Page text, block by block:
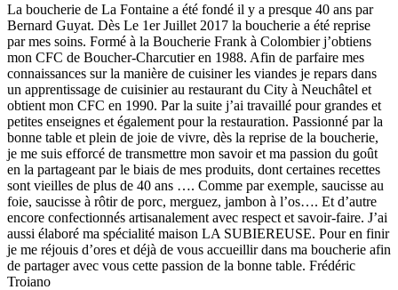
La boucherie de La Fontaine a été fondé il y a presque 40 ans par
Bernard Guyat. Dès Le 1er Juillet 2017 la boucherie a été reprise
par mes soins. Formé à la Boucherie Frank à Colombier j’obtiens
mon CFC de Boucher-Charcutier en 1988. Afin de parfaire mes
connaissances sur la manière de cuisiner les viandes je repars dans
un apprentissage de cuisinier au restaurant du City à Neuchâtel et
obtient mon CFC en 1990. Par la suite j’ai travaillé pour grandes et
petites enseignes et également pour la restauration. Passionné par la
bonne table et plein de joie de vivre, dès la reprise de la boucherie,
je me suis efforcé de transmettre mon savoir et ma passion du goût
en la partageant par le biais de mes produits, dont certaines recettes
sont vieilles de plus de 40 ans …. Comme par exemple, saucisse au
foie, saucisse à rôtir de porc, merguez, jambon à l’os…. Et d’autre
encore confectionnés artisanalement avec respect et savoir-faire. J’ai
aussi élaboré ma spécialité maison LA SUBIEREUSE. Pour en finir
je me réjouis d’ores et déjà de vous accueillir dans ma boucherie afin
de partager avec vous cette passion de la bonne table. Frédéric
Troiano